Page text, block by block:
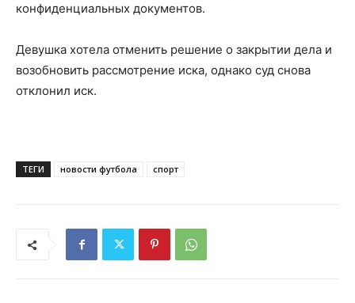
конфиденциальных документов.
Девушка хотела отменить решение о закрытии дела и
возобновить рассмотрение иска, однако суд снова
отклонил иск.
ТЕГИ новости футбола спорт